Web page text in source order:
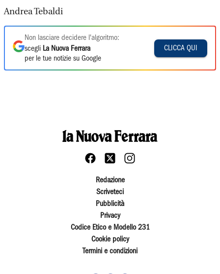
Andrea Tebaldi
Non lasciare decidere l'algoritmo:
scegli La Nuova Ferrara
per le tue notizie su Google
CLICCA QUI
Redazione
Scriveteci
Pubblicità
Privacy
Codice Etico e Modello 231
Cookie policy
Termini e condizioni